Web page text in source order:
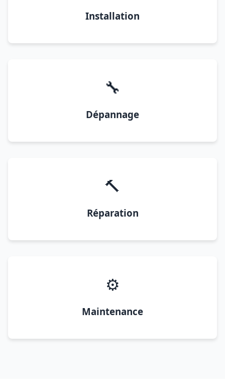
Installation
🔧
Dépannage
🔨
Réparation
⚙️
Maintenance